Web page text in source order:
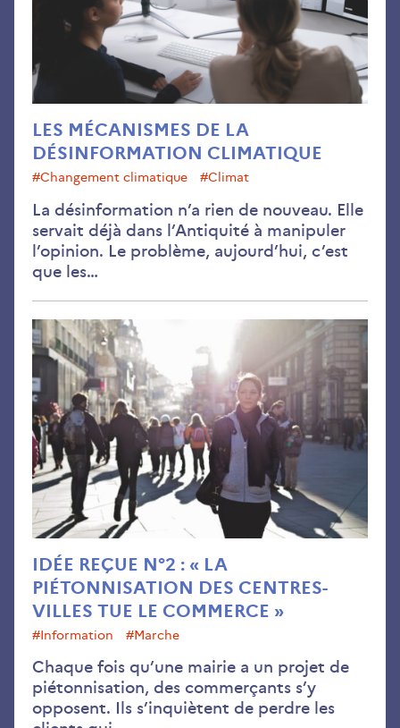
LES MÉCANISMES DE LA
DÉSINFORMATION CLIMATIQUE
#changement climatique #climat
La désinformation n’a rien de nouveau. Elle
servait déjà dans l’Antiquité à manipuler
l’opinion. Le problème, aujourd’hui, c’est
que les…
IDÉE REÇUE N°2 : « LA
PIÉTONNISATION DES CENTRES-
VILLES TUE LE COMMERCE »
#information #Marche
Chaque fois qu’une mairie a un projet de
piétonnisation, des commerçants s’y
opposent. Ils s’inquiètent de perdre les
La